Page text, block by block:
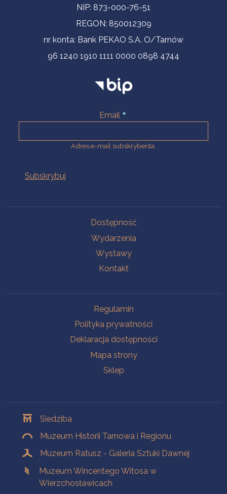
NIP: 873-000-76-51
REGON: 850012309
nr konta: Bank PEKAO S.A. O/Tarnów
96 1240 1910 1111 0000 0898 4744
Email
Adres e-mail subskrybenta.
Dostępność
Wydarzenia
Wystawy
Kontakt
Regulamin
Polityka prywatności
Deklaracja dostępności
Mapa strony
Sklep
Siedziba
Muzeum Historii Tarnowa i Regionu
Muzeum Ratusz - Galeria Sztuki Dawnej
Muzeum Wincentego Witosa w
Wierzchosławicach